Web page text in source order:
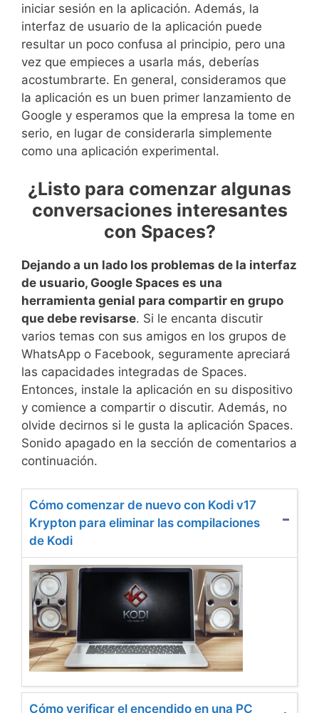
iniciar sesión en la aplicación. Además, la
interfaz de usuario de la aplicación puede
resultar un poco confusa al principio, pero una
vez que empieces a usarla más, deberías
acostumbrarte. En general, consideramos que
la aplicación es un buen primer lanzamiento de
Google y esperamos que la empresa la tome en
serio, en lugar de considerarla simplemente
como una aplicación experimental.
¿Listo para comenzar algunas
conversaciones interesantes
con Spaces?
Dejando a un lado los problemas de la interfaz
de usuario, Google Spaces es una
herramienta genial para compartir en grupo
que debe revisarse. Si le encanta discutir
varios temas con sus amigos en los grupos de
WhatsApp o Facebook, seguramente apreciará
las capacidades integradas de Spaces.
Entonces, instale la aplicación en su dispositivo
y comience a compartir o discutir. Además, no
olvide decirnos si le gusta la aplicación Spaces.
Sonido apagado en la sección de comentarios a
continuación.
Cómo comenzar de nuevo con Kodi v17
Krypton para eliminar las compilaciones
de Kodi
Cómo verificar el encendido en una PC